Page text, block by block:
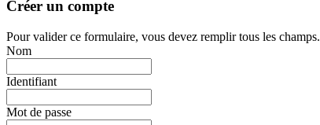
Créer un compte
Pour valider ce formulaire, vous devez remplir tous les champs.
Nom
Identifiant
Mot de passe